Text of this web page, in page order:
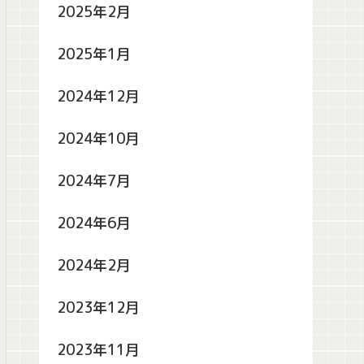
2025年2月
2025年1月
2024年12月
2024年10月
2024年7月
2024年6月
2024年2月
2023年12月
2023年11月